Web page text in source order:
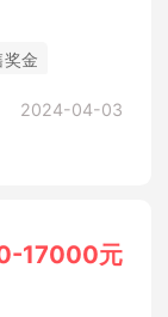
奖金
2024-04-03
17000元